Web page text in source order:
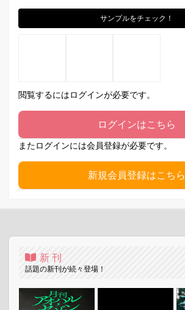
サンプルをチェック！
閲覧するにはログインが必要です。
ログインはこちら
またログインには会員登録が必要です。
新規会員登録はこちら
新刊
話題の新刊が続々登場！